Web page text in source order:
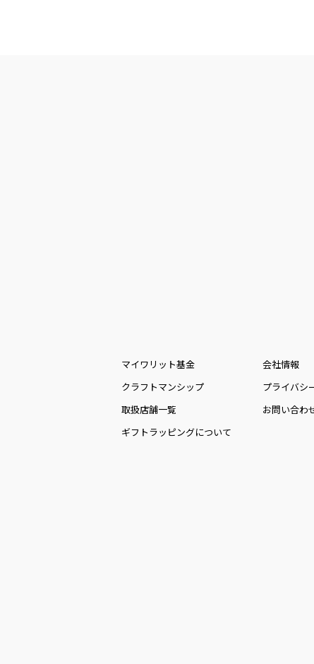
マイワリット基金
クラフトマンシップ
取扱店舗一覧
ギフトラッピングについて
会社情報
プライバシ
お問い合わ